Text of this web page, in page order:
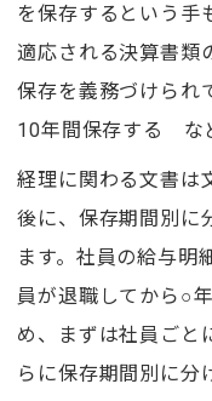
を保存するという手
適応される決算書類
保存を義務づけられ
10年間保存する な
経理に関わる文書は
後に、保存期間別に
ます。社員の給与明
員が退職してから○
め、まずは社員ごと
らに保存期間別に分